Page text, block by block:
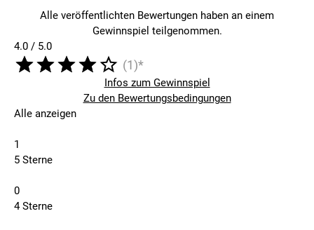
Alle veröffentlichten Bewertungen haben an einem
Gewinnspiel teilgenommen.
4.0 / 5.0
(1)*
Infos zum Gewinnspiel
Zu den Bewertungsbedingungen
Alle anzeigen
1
5 Sterne
0
4 Sterne